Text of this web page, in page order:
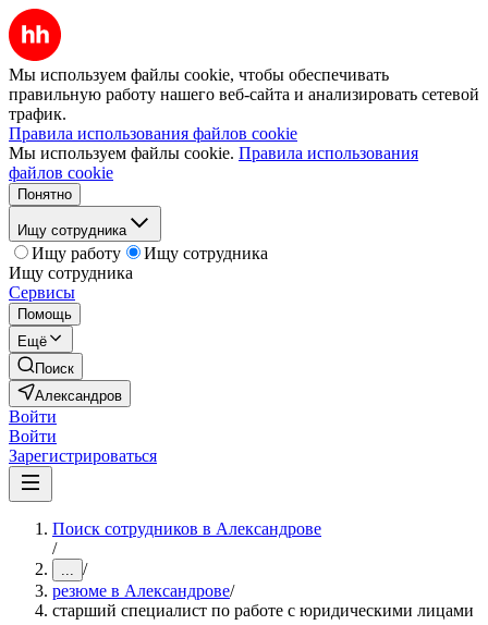
Мы используем файлы cookie, чтобы обеспечивать
правильную работу нашего веб-сайта и анализировать сетевой
трафик.
Правила использования файлов cookie
Мы используем файлы cookie. Правила использования
файлов cookie
Понятно
Ищу сотрудника
Ищу работу
Ищу сотрудника
Ищу сотрудника
Сервисы
Помощь
Ещё
Поиск
Александров
Войти
Войти
Зарегистрироваться
Поиск сотрудников в Александрове
/
... /
резюме в Александрове/
старший специалист по работе с юридическими лицами